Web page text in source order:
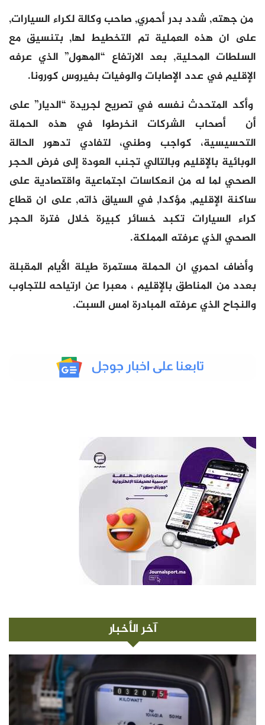
من جهته, شدد بدر أحمري, صاحب وكالة لكراء السيارات,
على ان هذه العملية تم التخطيط لها, بتنسيق مع
السلطات المحلية, بعد الارتفاع “المهول” الذي عرفه
الإقليم في عدد الإصابات والوفيات بفيروس كورونا.
وأكد المتحدث نفسه في تصريح لجريدة “الديار” على
أن أصحاب الشركات انخرطوا في هذه الحملة
التحسيسية، كواجب وطني، لتفادي تدهور الحالة
الوبائية بالإقليم وبالتالي تجنب العودة إلى فرض الحجر
الصحي لما له من انعكاسات اجتماعية واقتصادية على
ساكنة الإقليم, مؤكدا, في السياق ذاته, على ان قطاع
كراء السيارات تكبد خسائر كبيرة خلال فترة الحجر
الصحي الذي عرفته المملكة.
وأضاف احمري ان الحملة مستمرة طيلة الأيام المقبلة
بعدد من المناطق بالإقليم ، معبرا عن ارتياحه للتجاوب
والنجاح الذي عرفته المبادرة امس السبت.
آخر الأخبار